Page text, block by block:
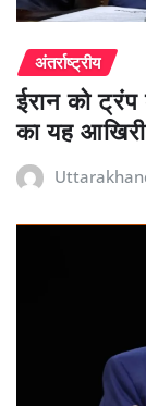
अंतर्राष्ट्रीय
ईरान को
का यह